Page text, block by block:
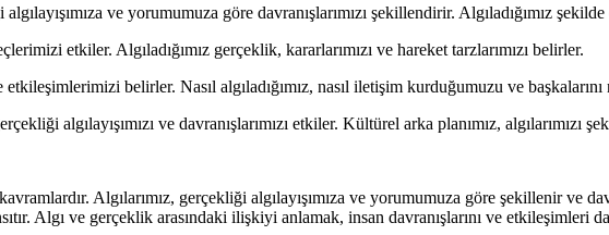
algılayışımıza ve yorumumuza göre davranışlarımızı şekillendirir. Algıladığımız
etkiler. Algıladığımız gerçeklik, kararlarımızı ve hareket tarzlarımızı belirler.
belirler. Nasıl algıladığımız, nasıl iletişim kurduğumuzu ve başkalarını
algılayışımızı ve davranışlarımızı etkiler. Kültürel arka planımız,
Algılarımız, gerçekliği algılayışımıza ve yorumumuza göre şekillenir ve
Algı ve gerçeklik arasındaki ilişkiyi anlamak, insan davranışlarını ve etkileşimleri